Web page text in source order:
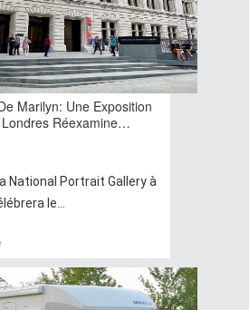
Marilyn: Une Exposition
Réexamine…
National Portrait Gallery à
le...